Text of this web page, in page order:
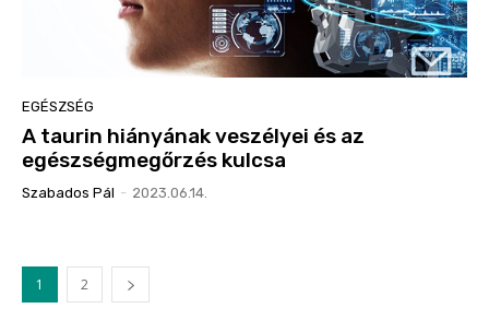
EGÉSZSÉG
A taurin hiányának veszélyei és az
egészségmegőrzés kulcsa
Szabados Pál - 2023.06.14.
1 2